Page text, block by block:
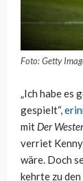
Foto: Getty
„Ich habe es
gespielt“,
mit Der
verriet
wäre. Doch
kehrte zu